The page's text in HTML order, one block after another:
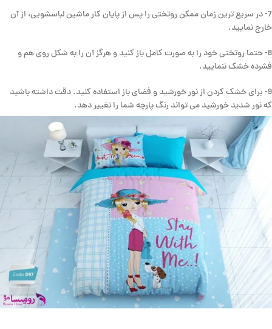
7- در سریع ترین زمان ممکن روتختی را پس از پایان کار ماشین لباسشویی، از آن
خارج نمایید.
8- حتما روتختی خود را به صورت کامل باز کنید و هرگز آن را به شکل روی هم و
فشرده خشک ننمایید.
9- برای خشک کردن از نور خورشید و فضای باز استفاده کنید. دقت داشته باشید
که نور شدید خورشید می تواند رنگ پارچه شما را تغییر دهد.